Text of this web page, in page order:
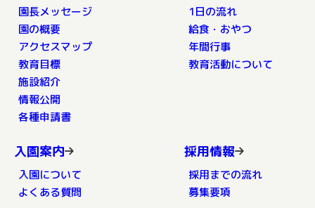
園長メッセージ
園の概要
アクセスマップ
教育目標
施設紹介
情報公開
各種申請書
1日の流れ
給食・おやつ
年間行事
教育活動について
入園案内
入園について
よくある質問
採用情報
採用までの流れ
募集要項